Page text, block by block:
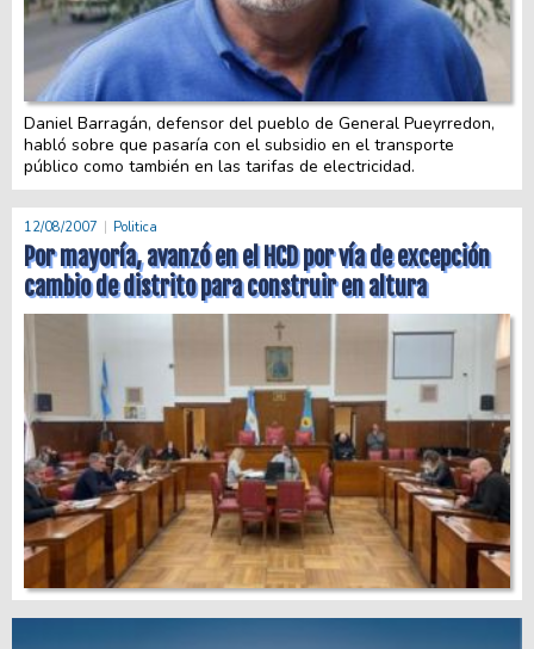
Daniel Barragán, defensor del pueblo de General Pueyrredon,
habló sobre que pasaría con el subsidio en el transporte
público como también en las tarifas de electricidad.
12/08/2007 Politica
Por mayoría, avanzó en el HCD por vía de excepción
cambio de distrito para construir en altura